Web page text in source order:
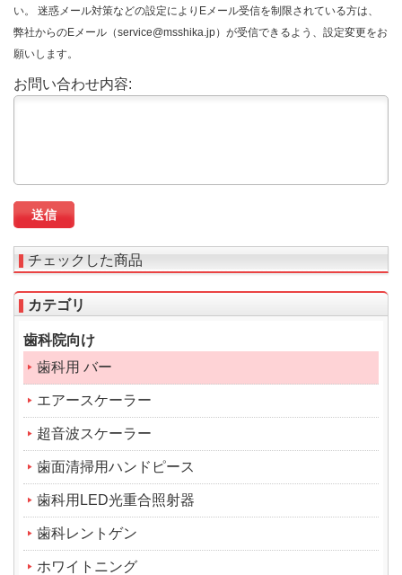
い。 迷惑メール対策などの設定によりEメール受信を制限されている方は、
弊社からのEメール（service@msshika.jp）が受信できるよう、設定変更をお
願いします。
お問い合わせ内容:
チェックした商品
カテゴリ
歯科院向け
歯科用 バー
エアースケーラー
超音波スケーラー
歯面清掃用ハンドピース
歯科用LED光重合照射器
歯科レントゲン
ホワイトニング